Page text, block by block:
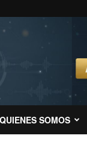
QUIENES SOMOS